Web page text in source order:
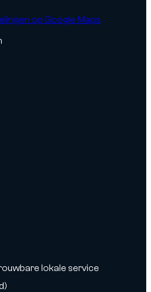
op Google Maps
lokale service